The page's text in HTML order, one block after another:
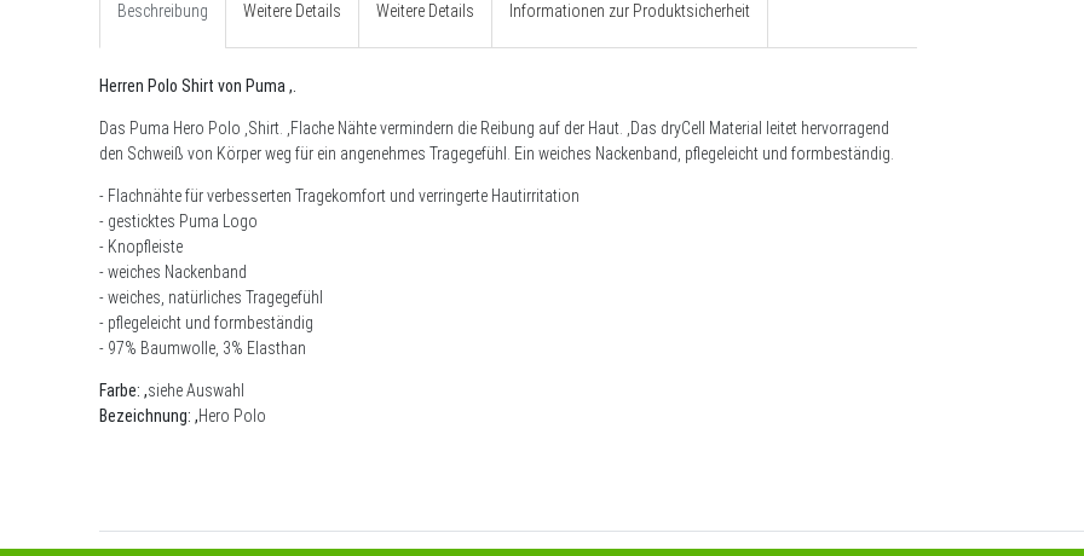
Beschreibung Weitere Details Weitere Details Informationen zur Produktsicherheit
Herren Polo Shirt von Puma ,.
Das Puma Hero Polo , Shirt. ,Flache Nähte vermindern die Reibung auf der Haut. ,Das dryCell Material leitet hervorragend
den Schweiß von Körper weg für ein angenehmes Tragegefühl. Ein weiches Nackenband, pflegeleicht und formbeständig.
- Flachnähte für verbesserten Tragekomfort und verringerte Hautirritation
- gesticktes Puma Logo
- Knopfleiste
- weiches Nackenband
- weiches, natürliches Tragegefühl
- pflegeleicht und formbeständig
- 97% Baumwolle, 3% Elasthan
Farbe: ,siehe Auswahl
Bezeichnung: ,Hero Polo